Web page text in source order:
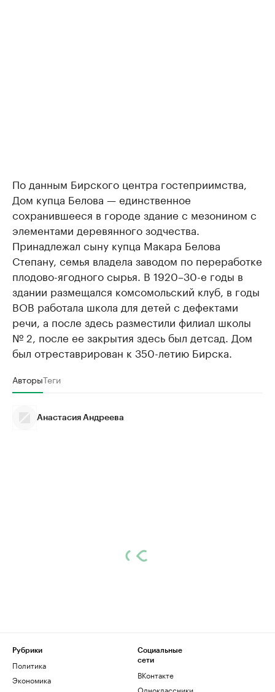
По данным Бирского центра гостеприимства,
Дом купца Белова — единственное
сохранившееся в городе здание с мезонином с
элементами деревянного зодчества.
Принадлежал сыну купца Макара Белова
Степану, семья владела заводом по переработке
плодово-ягодного сырья. В 1920–30-е годы в
здании размещался комсомольский клуб, в годы
ВОВ работала школа для детей с дефектами
речи, а после здесь разместили филиал школы
№ 2, после ее закрытия здесь был детсад. Дом
был отреставрирован к 350-летию Бирска.
АвторыТеги
Анастасия Андреева
Рубрики
Политика
Экономика
Социальные
сети
ВКонтакте
Одноклассники